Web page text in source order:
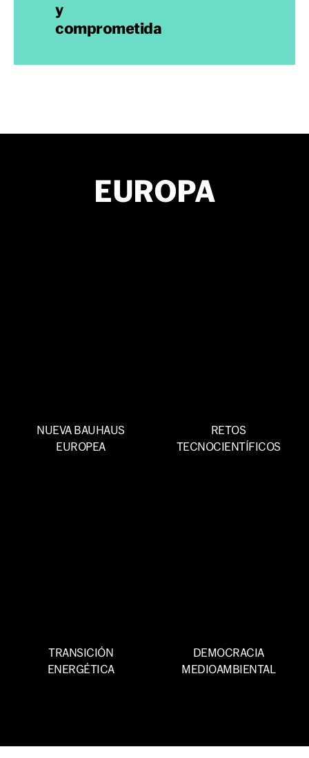
y
comprometida
EUROPA
NUEVA BAUHAUS
EUROPEA
RETOS
TECNOCIENTÍFICOS
TRANSICIÓN
ENERGÉTICA
DEMOCRACIA
MEDIOAMBIENTAL